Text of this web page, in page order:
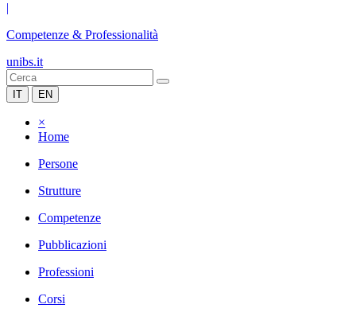
|
Competenze & Professionalità
unibs.it
IT EN
×
Home
Persone
Strutture
Competenze
Pubblicazioni
Professioni
Corsi